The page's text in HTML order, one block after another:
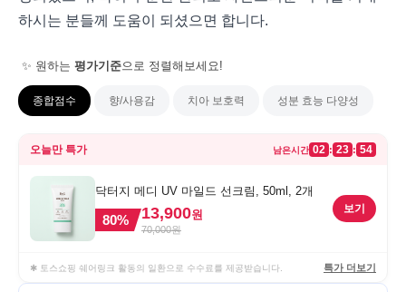
하시는 분들께 도움이 되셨으면 합니다.
✨ 원하는 평가기준으로 정렬해보세요!
종합점수 향/사용감 치아 보호력 성분 효능 다양성
오늘만 특가 남은시간 02 : 23 : 54
닥터지 메디 UV 마일드 선크림, 50ml, 2개
80% 13,900원
70,000원
보기
✱ 토스쇼핑 쉐어링크 활동의 일환으로 수수료를 제공받습니다. 특가 더보기